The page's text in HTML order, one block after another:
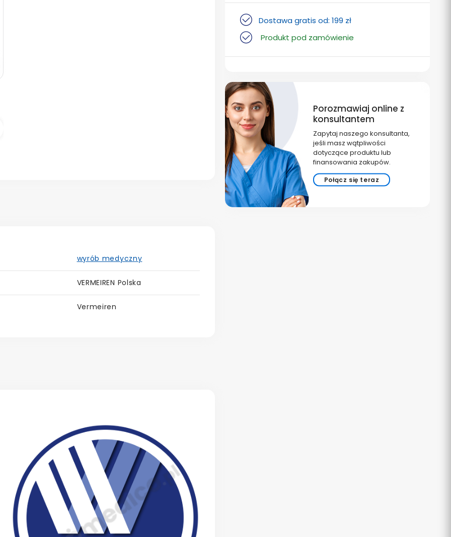
Dostawa gratis od: 199 zł
Produkt pod zamówienie
Porozmawiaj online z
konsultantem
Zapytaj naszego konsultanta,
jeśli masz wątpliwości
dotyczące produktu lub
finansowania zakupów.
Połącz się teraz
wyrób medyczny
VERMEIREN Polska
Vermeiren